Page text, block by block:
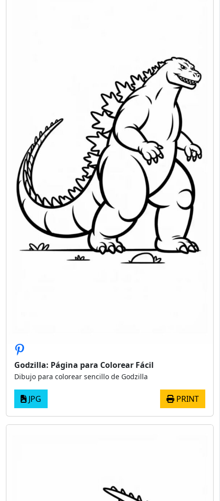
Godzilla: Página para Colorear Fácil
Dibujo para colorear sencillo de Godzilla
JPG PRINT